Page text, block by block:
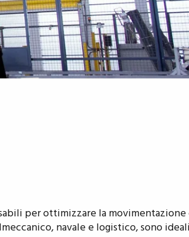
per ottimizzare la
navale e logistico, sono